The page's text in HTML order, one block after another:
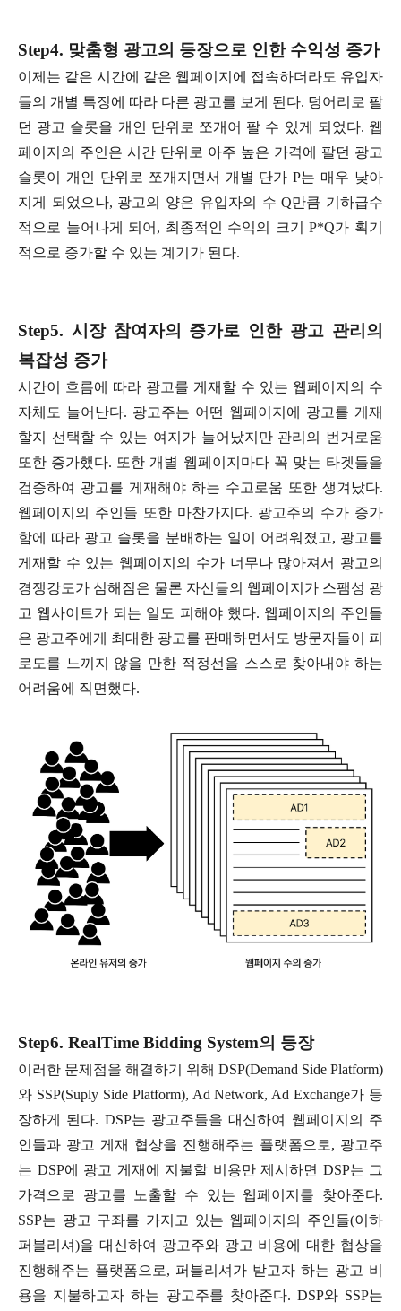
Step4. 맞춤형 광고의 등장으로 인한 수익성 증가
이제는 같은 시간에 같은 웹페이지에 접속하더라도 유입자
들의 개별 특징에 따라 다른 광고를 보게 된다. 덩어리로 팔
던 광고 슬롯을 개인 단위로 쪼개어 팔 수 있게 되었다. 웹
페이지의 주인은 시간 단위로 아주 높은 가격에 팔던 광고
슬롯이 개인 단위로 쪼개지면서 개별 단가 P는 매우 낮아
지게 되었으나, 광고의 양은 유입자의 수 Q만큼 기하급수
적으로 늘어나게 되어, 최종적인 수익의 크기 P*Q가 획기
적으로 증가할 수 있는 계기가 된다.
Step5. 시장 참여자의 증가로 인한 광고 관리의
복잡성 증가
시간이 흐름에 따라 광고를 게재할 수 있는 웹페이지의 수
자체도 늘어난다. 광고주는 어떤 웹페이지에 광고를 게재
할지 선택할 수 있는 여지가 늘어났지만 관리의 번거로움
또한 증가했다. 또한 개별 웹페이지마다 꼭 맞는 타겟들을
검증하여 광고를 게재해야 하는 수고로움 또한 생겨났다.
웹페이지의 주인들 또한 마찬가지다. 광고주의 수가 증가
함에 따라 광고 슬롯을 분배하는 일이 어려워졌고, 광고를
게재할 수 있는 웹페이지의 수가 너무나 많아져서 광고의
경쟁강도가 심해짐은 물론 자신들의 웹페이지가 스팸성 광
고 웹사이트가 되는 일도 피해야 했다. 웹페이지의 주인들
은 광고주에게 최대한 광고를 판매하면서도 방문자들이 피
로도를 느끼지 않을 만한 적정선을 스스로 찾아내야 하는
어려움에 직면했다.
Step6. RealTime Bidding System의 등장
이러한 문제점을 해결하기 위해 DSP(Demand Side Platform)
와 SSP(Suply Side Platform), Ad Network, Ad Exchange가 등
장하게 된다. DSP는 광고주들을 대신하여 웹페이지의 주
인들과 광고 게재 협상을 진행해주는 플랫폼으로, 광고주
는 DSP에 광고 게재에 지불할 비용만 제시하면 DSP는 그
가격으로 광고를 노출할 수 있는 웹페이지를 찾아준다.
SSP는 광고 구좌를 가지고 있는 웹페이지의 주인들(이하
퍼블리셔)을 대신하여 광고주와 광고 비용에 대한 협상을
진행해주는 플랫폼으로, 퍼블리셔가 받고자 하는 광고 비
용을 지불하고자 하는 광고주를 찾아준다. DSP와 SSP는